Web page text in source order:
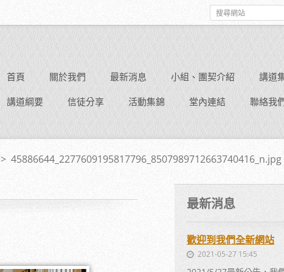
首頁 關於我們 最新消息 小組、團契介紹 講道
講道綱要 信徒分享 活動集錦 堂內連結 聯絡我
> 45886644_2277609195817796_8507989712663740416_n.jpg
最新消息
歡迎到我們全新網站
2021-05-27 15:45